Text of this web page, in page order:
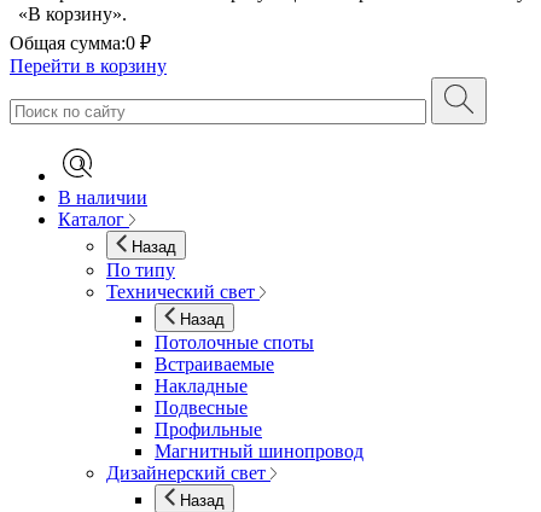
«В корзину».
Общая сумма:0 ₽
Перейти в корзину
В наличии
Каталог
Назад
По типу
Технический свет
Назад
Потолочные споты
Встраиваемые
Накладные
Подвесные
Профильные
Магнитный шинопровод
Дизайнерский свет
Назад